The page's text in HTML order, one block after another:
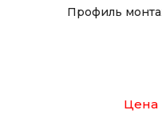
Профиль
Цена